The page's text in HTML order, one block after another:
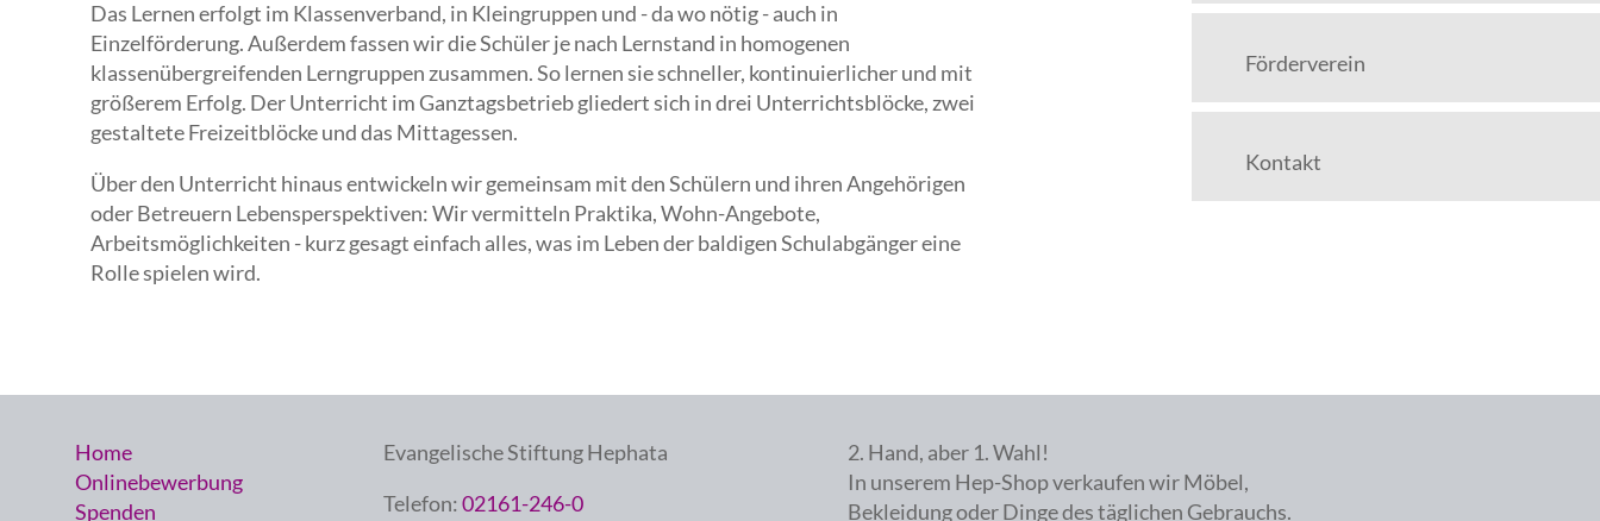
Das Lernen erfolgt im Klassenverband, in Kleingruppen und - da wo nötig - auch in
Einzelförderung. Außerdem fassen wir die Schüler je nach Lernstand in homogenen
klassenübergreifenden Lerngruppen zusammen. So lernen sie schneller, kontinuierlicher und mit
größerem Erfolg. Der Unterricht im Ganztagsbetrieb gliedert sich in drei Unterrichtsblöcke, zwei
gestaltete Freizeitblöcke und das Mittagessen.
Über den Unterricht hinaus entwickeln wir gemeinsam mit den Schülern und ihren Angehörigen
oder Betreuern Lebensperspektiven: Wir vermitteln Praktika, Wohn-Angebote,
Arbeitsmöglichkeiten - kurz gesagt einfach alles, was im Leben der baldigen Schulabgänger eine
Rolle spielen wird.
Förderverein
Kontakt
Home
Onlinebewerbung
Spenden
Evangelische Stiftung Hephata
Telefon:02161-246-0
2. Hand, aber 1. Wahl!
In unserem Hep-Shop verkaufen wir Möbel,
Bekleidung oder Dinge des täglichen Gebrauchs.